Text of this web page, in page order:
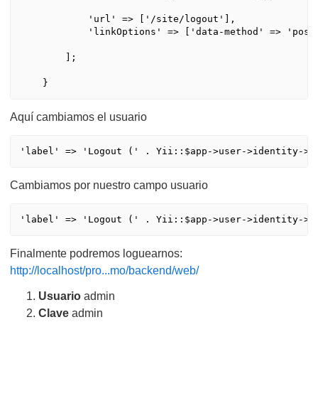
            'url' => ['/site/logout'],
'linkOptions' => ['data-method' =>
        ];
Aquí cambiamos el usuario
'label' => 'Logout (' . Yii::$app->user->identity-
Cambiamos por nuestro campo usuario
'label' => 'Logout (' . Yii::$app->user->identity-
Finalmente podremos loguearnos:
http://localhost/pro...mo/backend/web/
Usuario admin
Clave admin